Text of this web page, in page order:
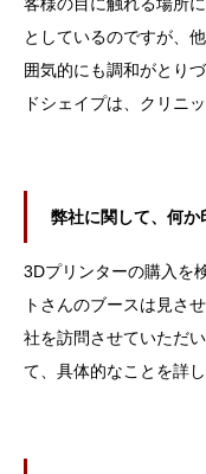
としているのですが、
囲気的にも調和がとり
ドシェイプは、クリニ
弊社に関して、何か
3Dプリンターの購入を
トさんのブースは見さ
社を訪問させていただ
て、具体的なことを詳